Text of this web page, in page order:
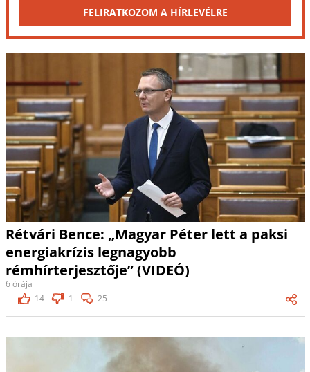
FELIRATKOZOM A HÍRLEVÉLRE
Rétvári Bence: „Magyar Péter lett a paksi
energiakrízis legnagyobb
rémhírterjesztője” (VIDEÓ)
6 órája
14
1 25